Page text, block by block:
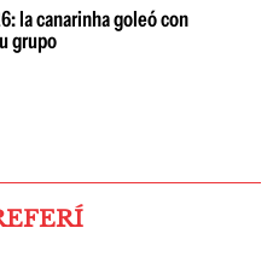
la canarinha goleó con
grupo